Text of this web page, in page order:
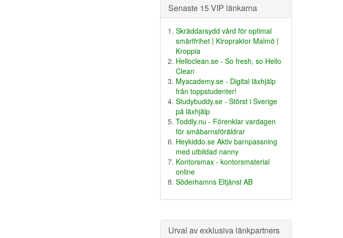
Senaste 15 VIP länkarna
Skräddarsydd vård för optimal
smärtfrihet | Kiropraktor Malmö |
Kroppia
Helloclean.se - So fresh, so Hello
Clean
Myacademy.se - Digital läxhjälp
från toppstudenter!
Studybuddy.se - Störst i Sverige
på läxhjälp
Toddly.nu - Förenklar vardagen
för småbarnsföräldrar
Heykiddo.se Aktiv barnpassning
med utbildad nanny
Kontorsmax - kontorsmaterial
online
Söderhamns Eltjänst AB
Urval av exklusiva länkpartners